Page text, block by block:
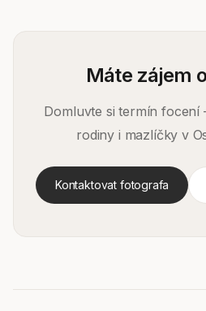
Máte zájem
Domluvte si termín
rodiny i mazlíčky v
Kontaktovat fotografa